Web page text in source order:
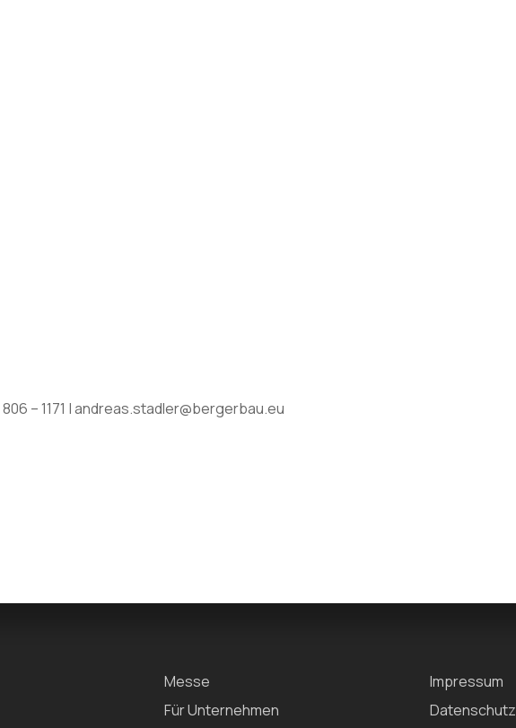
– 1171 | andreas.stadler@bergerbau.eu
Messe
Für Unternehmen
Impressum
Datenschutz